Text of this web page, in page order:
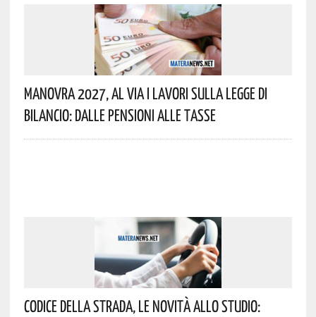
Manovra 2027, Al Via I Lavori Sulla Legge Di
Bilancio: Dalle Pensioni Alle Tasse
Codice Della Strada, Le Novità Allo Studio: